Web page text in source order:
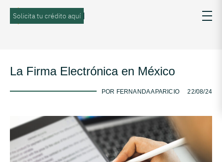
Solicita tu crédito aquí
La Firma Electrónica en México
-
POR FERNANDA APARICIO 22/08/24